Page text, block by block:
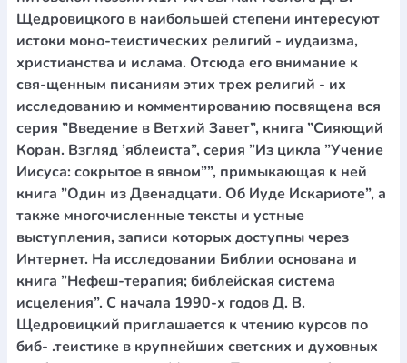
Щедровицкого в наибольшей степени интересуют
истоки моно-теистических религий - иудаизма,
христианства и ислама. Отсюда его внимание к
свя-щенным писаниям этих трех религий - их
исследованию и комментированию посвящена вся
серия ”Введение в Ветхий Завет”, книга ”Сияющий
Коран. Взгляд ’яблеиста”, серия ”Из цикла ”Учение
Иисуса: сокрытое в явном””, примыкающая к ней
книга ”Один из Двенадцати. Об Иуде Искариоте”, а
также многочисленные тексты и устные
выступления, записи которых доступны через
Интернет. На исследовании Библии основана и
книга ”Нефеш-терапия; библейская система
исцеления”. С начала 1990-х годов Д. В.
Щедровицкий приглашается к чтению курсов по
биб- .теистике в крупнейших светских и духовных